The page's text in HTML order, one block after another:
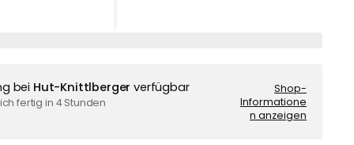
bei Hut-Knittlberger verfügbar
fertig in 4 Stunden
Shop-
Informatione
n anzeigen